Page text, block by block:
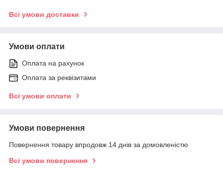
Всі умови доставки
Умови оплати
Оплата на рахунок
Оплата за реквізитами
Всі умови оплати
Умови повернення
Повернення товару впродовж 14 днів за домовленістю
Всі умови повернення